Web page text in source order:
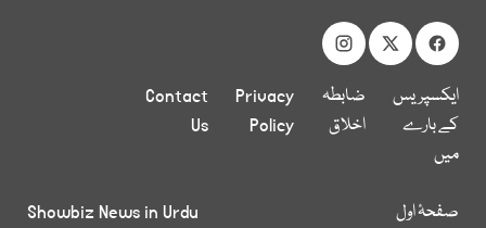
ایکسپریس
کے بارے
میں
ضابطہ
اخلاق
Privacy
Policy
Contact
Us
صفحۂ اول
Showbiz News in Urdu